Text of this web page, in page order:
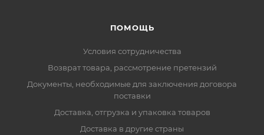
ПОМОЩЬ
Условия сотрудничества
Возврат товара, рассмотрение претензий
Документы, необходимые для заключения договора
поставки
Доставка, отгрузка и упаковка товаров
Доставка в другие страны